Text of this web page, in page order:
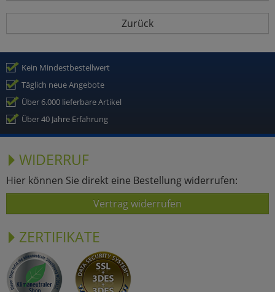
Zurück
Kein Mindestbestellwert
Täglich neue Angebote
Über 6.000 lieferbare Artikel
Über 40 Jahre Erfahrung
WIDERRUF
Hier können Sie direkt eine Bestellung widerrufen:
Vertrag widerrufen
ZERTIFIKATE